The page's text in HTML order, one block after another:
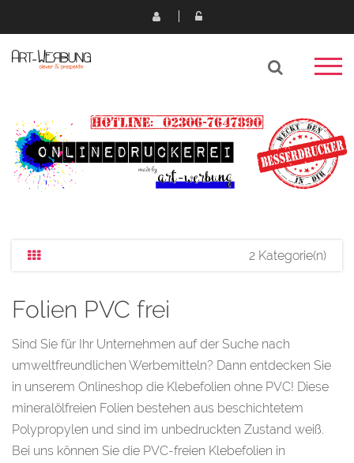
2 Kategorie(n)
Folien PVC frei
Sind Sie für Ihr Unternehmen auf der Suche nach
umweltfreundlichen Werbemitteln? Dann entdecken Sie
in unserem Onlineshop die Klebefolien ohne PVC! Diese
mineralölfreien Folien bestehen aus beschichtetem
Polypropylen und sind im unbedruckten Zustand weiß.
Bei uns können Sie die PVC-freien Klebefolien in